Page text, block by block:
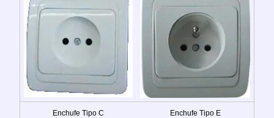
Enchufe Tipo C Enchufe Tipo E